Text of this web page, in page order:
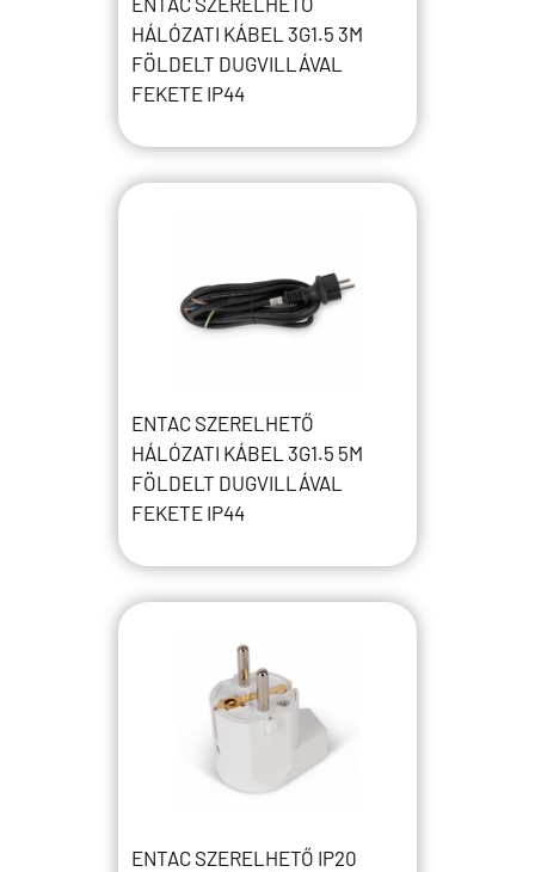
HÁLÓZATI KÁBEL 3G1.5 3M
FÖLDELT DUGVILLÁVAL
FEKETE IP44
ENTAC SZERELHETŐ
HÁLÓZATI KÁBEL 3G1.5 5M
FÖLDELT DUGVILLÁVAL
FEKETE IP44
ENTAC SZERELHETŐ IP20